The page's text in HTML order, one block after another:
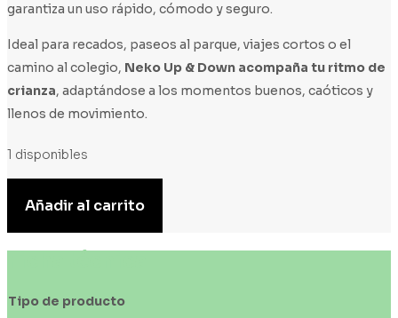
garantiza un uso rápido, cómodo y seguro.
Ideal para recados, paseos al parque, viajes cortos o el
camino al colegio, Neko Up & Down acompaña tu ritmo de
crianza, adaptándose a los momentos buenos, caóticos y
llenos de movimiento.
1 disponibles
UP&DOWN
cantidad
Añadir al carrito
Tipo de producto